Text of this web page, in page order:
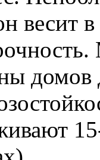
весит
домов